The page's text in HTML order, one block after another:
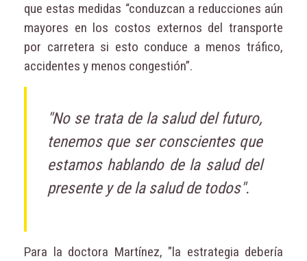
que estas medidas “conduzcan a reducciones aún
mayores en los costos externos del transporte
por carretera si esto conduce a menos tráfico,
accidentes y menos congestión”.
"No se trata de la salud del futuro,
tenemos que ser conscientes que
estamos hablando de la salud del
presente y de la salud de todos".
Para la doctora Martínez, "la estrategia debería